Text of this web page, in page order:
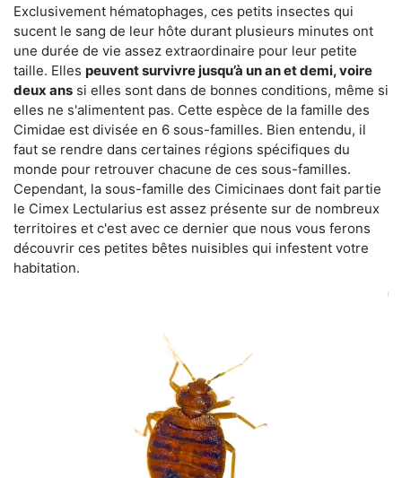
Exclusivement hématophages, ces petits insectes qui
sucent le sang de leur hôte durant plusieurs minutes ont
une durée de vie assez extraordinaire pour leur petite
taille. Elles peuvent survivre jusqu’à un an et demi, voire
deux ans si elles sont dans de bonnes conditions, même si
elles ne s'alimentent pas. Cette espèce de la famille des
Cimidae est divisée en 6 sous-familles. Bien entendu, il
faut se rendre dans certaines régions spécifiques du
monde pour retrouver chacune de ces sous-familles.
Cependant, la sous-famille des Cimicinaes dont fait partie
le Cimex Lectularius est assez présente sur de nombreux
territoires et c'est avec ce dernier que nous vous ferons
découvrir ces petites bêtes nuisibles qui infestent votre
habitation.